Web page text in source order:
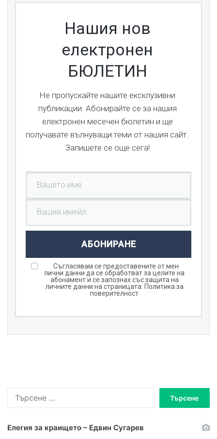
Нашия нов
електронен
БЮЛЕТИН
Не пропускайте нашите ексклузивни
публикации. Абонирайте се за нашия
електронен месечен бюлетин и ще
получавате вълнуващи теми от нашия сайт.
Запишете се още сега!
АБОНИРАНЕ
Съгласявам се предоставените от мен
лични данни да се обработват за целите на
абонамент и се запознах със защита на
личните данни на страницата: Политика за
поверителност
Елегия за краището – Едвин Сугарев